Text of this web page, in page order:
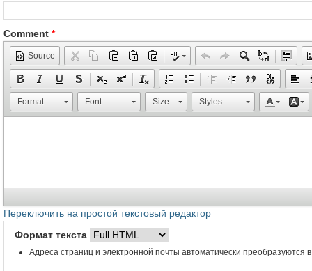
Comment *
Source
Format Font Size Styles
Переключить на простой текстовый редактор
Формат текста
Адреса страниц и электронной почты автоматически преобразуются